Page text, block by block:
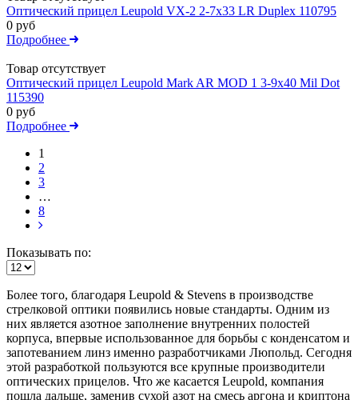
Оптический прицел Leupold VX-2 2-7x33 LR Duplex 110795
0 руб
Подробнее
Товар отсутствует
Оптический прицел Leupold Mark AR MOD 1 3-9x40 Mil Dot
115390
0 руб
Подробнее
1
2
3
…
8
Показывать по:
Более того, благодаря Leupold & Stevens в производстве
стрелковой оптики появились новые стандарты. Одним из
них является азотное заполнение внутренних полостей
корпуса, впервые использованное для борьбы с конденсатом и
запотеванием линз именно разработчиками Люпольд. Сегодня
этой разработкой пользуются все крупные производители
оптических прицелов. Что же касается Leupold, компания
пошла дальше, заменив сухой азот на смесь аргона и криптона